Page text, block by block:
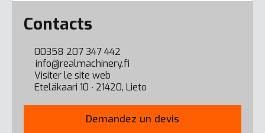
Error here
Contacts
00358 207 347 442
info@realmachinery.fi
Visiter le site web
Eteläkaari 10 ∙ 21420, Lieto
Demandez un devis